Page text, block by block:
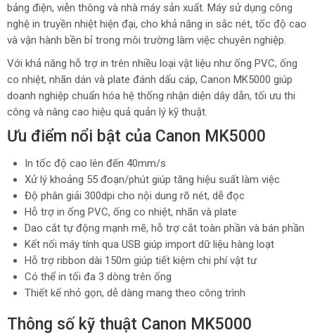
bảng điện, viễn thông và nhà máy sản xuất. Máy sử dụng công
nghệ in truyền nhiệt hiện đại, cho khả năng in sắc nét, tốc độ cao
và vận hành bền bỉ trong môi trường làm việc chuyên nghiệp.
Với khả năng hỗ trợ in trên nhiều loại vật liệu như ống PVC, ống
co nhiệt, nhãn dán và plate đánh dấu cáp, Canon MK5000 giúp
doanh nghiệp chuẩn hóa hệ thống nhận diện dây dẫn, tối ưu thi
công và nâng cao hiệu quả quản lý kỹ thuật.
Ưu điểm nổi bật của Canon MK5000
In tốc độ cao lên đến 40mm/s
Xử lý khoảng 55 đoạn/phút giúp tăng hiệu suất làm việc
Độ phân giải 300dpi cho nội dung rõ nét, dễ đọc
Hỗ trợ in ống PVC, ống co nhiệt, nhãn và plate
Dao cắt tự động mạnh mẽ, hỗ trợ cắt toàn phần và bán phần
Kết nối máy tính qua USB giúp import dữ liệu hàng loạt
Hỗ trợ ribbon dài 150m giúp tiết kiệm chi phí vật tư
Có thể in tối đa 3 dòng trên ống
Thiết kế nhỏ gọn, dễ dàng mang theo công trình
Thông số kỹ thuật Canon MK5000